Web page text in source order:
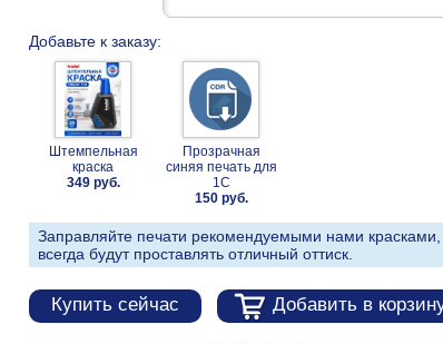
Добавьте к заказу:
Штемпельная
краска
349 руб.
Прозрачная
синяя печать для
1С
150 руб.
Заправляйте печати рекомендуемыми нами
всегда будут проставлять отличный оттиск.
Купить сейчас Добавить в